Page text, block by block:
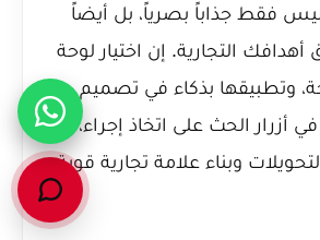
فقط جذاباً بصرياً، بل أيضاً
التجارية. إن اختيار لوحة
وتطبيقها بذكاء في تصميم
أزرار الحث على اتخاذ إجراء، هو
وبناء علامة تجارية قوية